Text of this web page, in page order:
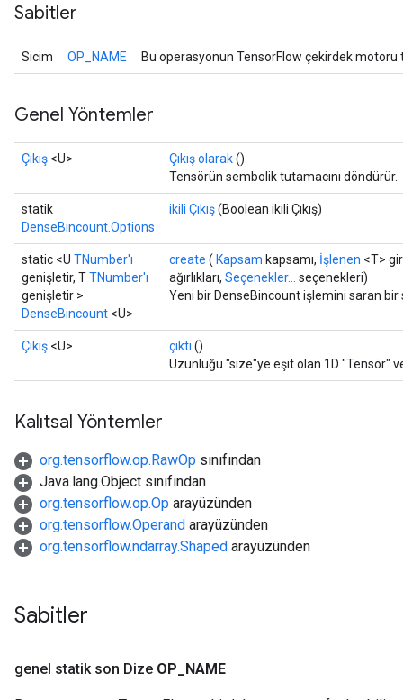
Sabitler
Sicim OP_NAME Bu operasyonun TensorFlow çekirdek motoru
Genel Yöntemler
Çıkış <U> Çıkış olarak()
Tensörün sembolik tutamacını döndürür.
statik
DenseBincount.Options
ikili Çıkış(Boolean ikili Çıkış)
static <U TNumber'ı
genişletir, TTNumber'ı
genişletir >
DenseBincount <U>
create ( Kapsam kapsamı, İşlenen <T>
ağırlıkları, Seçenekler...
seçenekleri)
Yeni bir DenseBincount işlemini saran
Çıkış <U> çıktı ()
Uzunluğu "size"ye eşit olan 1D "Tensör"
Kalıtsal Yöntemler
org.tensorflow.op.RawOp sınıfından
Java.lang.Object sınıfından
org.tensorflow.op.Op arayüzünden
org.tensorflow.Operand arayüzünden
org.tensorflow.ndarray.Shaped arayüzünden
Sabitler
genel statik son Dize OP NAME